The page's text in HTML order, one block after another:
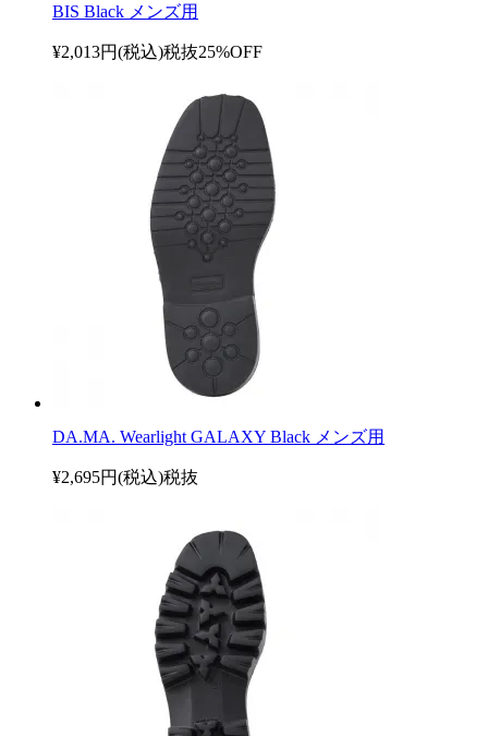
BIS Black メンズ用
¥2,013円(税込)税抜25%OFF
DA.MA. Wearlight GALAXY Black メンズ用
¥2,695円(税込)税抜